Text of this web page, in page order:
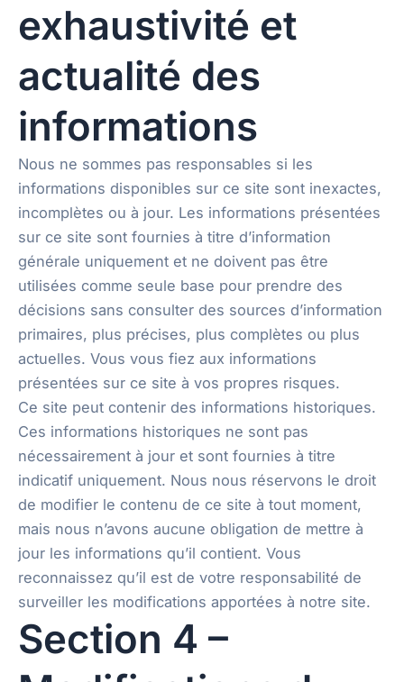
exhaustivité et
actualité des
informations
Nous ne sommes pas responsables si les
informations disponibles sur ce site sont inexactes,
incomplètes ou à jour. Les informations présentées
sur ce site sont fournies à titre d’information
générale uniquement et ne doivent pas être
utilisées comme seule base pour prendre des
décisions sans consulter des sources d’information
primaires, plus précises, plus complètes ou plus
actuelles. Vous vous fiez aux informations
présentées sur ce site à vos propres risques.
Ce site peut contenir des informations historiques.
Ces informations historiques ne sont pas
nécessairement à jour et sont fournies à titre
indicatif uniquement. Nous nous réservons le droit
de modifier le contenu de ce site à tout moment,
mais nous n’avons aucune obligation de mettre à
jour les informations qu’il contient. Vous
reconnaissez qu’il est de votre responsabilité de
surveiller les modifications apportées à notre site.
Section 4 –